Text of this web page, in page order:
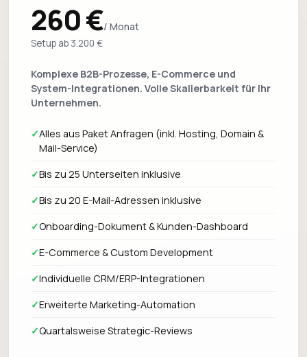
260 €/ Monat
Setup ab 3.200 €
Komplexe B2B-Prozesse, E-Commerce und
System-Integrationen. Volle Skalierbarkeit für Ihr
Unternehmen.
✓Alles aus Paket Anfragen (inkl. Hosting, Domain &
Mail-Service)
✓Bis zu 25 Unterseiten inklusive
✓Bis zu 20 E-Mail-Adressen inklusive
✓Onboarding-Dokument & Kunden-Dashboard
✓E-Commerce & Custom Development
✓Individuelle CRM/ERP-Integrationen
✓Erweiterte Marketing-Automation
✓Quartalsweise Strategic-Reviews